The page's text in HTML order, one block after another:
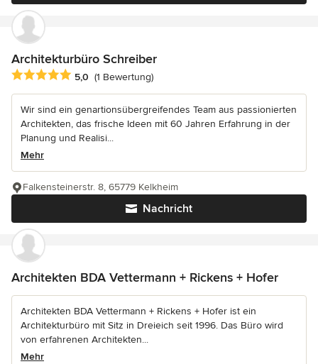
Architekturbüro Schreiber
Durchschnittliche Bewertung: 5 von 5 Sternen
5,0 (1 Bewertung)
Wir sind ein genartionsübergreifendes Team aus passionierten
Architekten, das frische Ideen mit 60 Jahren Erfahrung in der
Planung und Realisi...
Mehr
Nachricht
Falkensteinerstr. 8, 65779 Kelkheim
Architekten BDA Vettermann + Rickens + Hofer
Architekten BDA Vettermann + Rickens + Hofer ist ein
Architekturbüro mit Sitz in Dreieich seit 1996. Das Büro wird
von erfahrenen Architekten...
Mehr